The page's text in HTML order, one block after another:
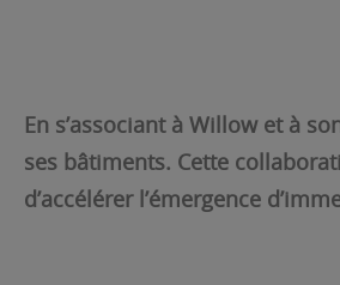
En s’associant à Willow et à
ses bâtiments. Cette
d’accélérer l’émergence